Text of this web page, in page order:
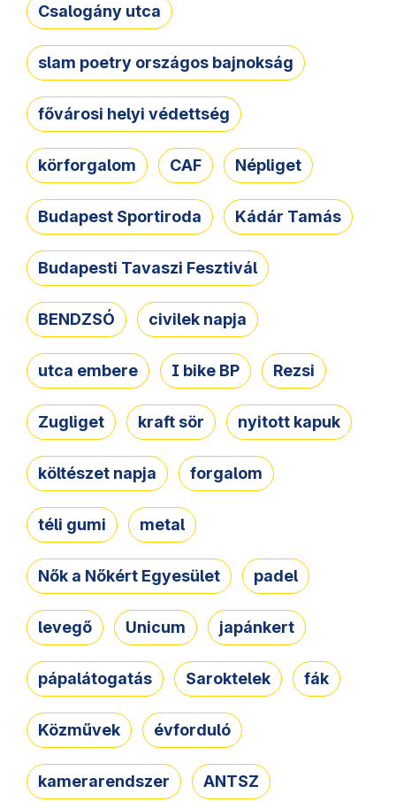
Csalogány utca
slam poetry országos bajnokság
fővárosi helyi védettség
körforgalom CAF Népliget
Budapest Sportiroda Kádár Tamás
Budapesti Tavaszi Fesztivál
BENDZSÓ civilek napja
utca embere I bike BP Rezsi
Zugliget kraft sör nyitott kapuk
költészet napja forgalom
téli gumi metal
Nők a Nőkért Egyesület padel
levegő Unicum japánkert
pápalátogatás Saroktelek fák
Közművek évforduló
kamerarendszer ANTSZ